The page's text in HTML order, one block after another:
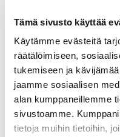
Tämä sivusto käyttää
Käytämme evästeitä
räätälöimiseen,
tukemiseen ja
jaamme sosiaalisen
alan kumppaneillemme
sivustoamme.
tietoja muihin tietoihin,
puhtaamman
Rautanen sanoi.